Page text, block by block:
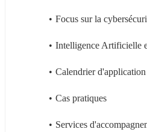
Focus sur la
Intelligence Artificielle
Calendrier
Cas pratiques
Services